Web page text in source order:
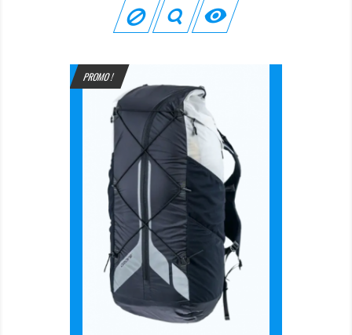

PROMO !